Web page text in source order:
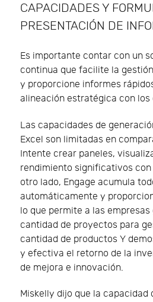
CAPACIDADES Y
PRESENTACIÓN DE
Es importante contar con un
continua que facilite la
y proporcione informes
alineación estratégica con
Las capacidades de
Excel son limitadas en
Intente crear paneles,
rendimiento significativos con
otro lado, Engage acumula
automáticamente y
lo que permite a las
cantidad de proyectos para
cantidad de productos Y
y efectiva el retorno de la
de mejora e innovación.
Miskelly dijo que la capacidad